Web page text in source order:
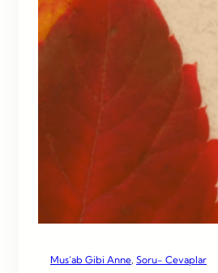
Mus’ab Gibi Anne Soru- Cevaplar